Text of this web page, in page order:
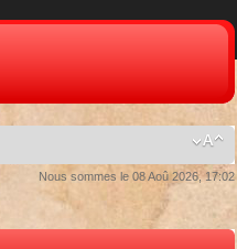
Nous sommes le 08 Aoû 2026, 17:02